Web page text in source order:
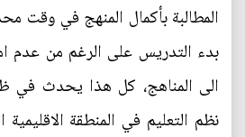
المطالبة بأكمال المنهج في وقت
بدء التدريس على الرغم من عدم
الى المناهج، كل هذا يحدث في
نظم التعليم في المنطقة الاقليمية